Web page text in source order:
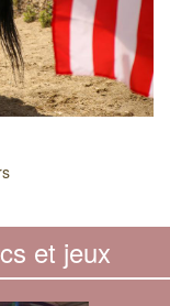
et jeux